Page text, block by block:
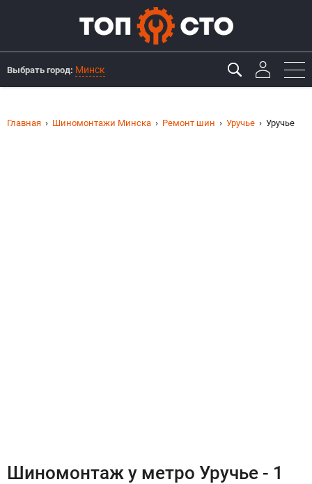
Выбрать город: Минск
Главная Шиномонтажи Минска Ремонт шин Уручье Уручье
Шиномонтаж у метро Уручье - 1